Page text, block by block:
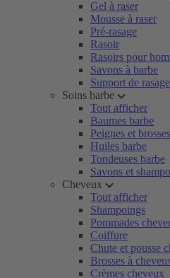
Gel à raser
Mousse à raser
Pré-rasage
Rasoir
Rasoirs pour
Savons à barbe
Support de rasage
Soins barbe
Tout afficher
Baumes barbe
Peignes et
Huiles barbe
Tondeuses barbe
Savons et
Cheveux
Tout afficher
Shampoings
Pommades
Coiffure
Chute et pousse
Brosses à
Crèmes cheveux